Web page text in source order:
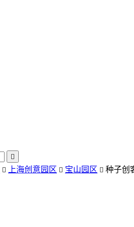

 上海创意园区  宝山园区  种子创